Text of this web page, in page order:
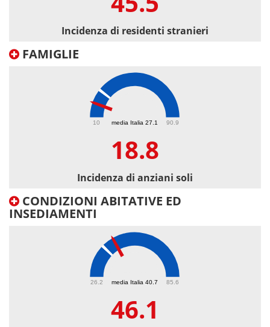
Incidenza di residenti stranieri
FAMIGLIE
media Italia 27.1
10 90.9
18.8
Incidenza di anziani soli
CONDIZIONI ABITATIVE ED
INSEDIAMENTI
media Italia 40.7
26.2 85.6
46.1